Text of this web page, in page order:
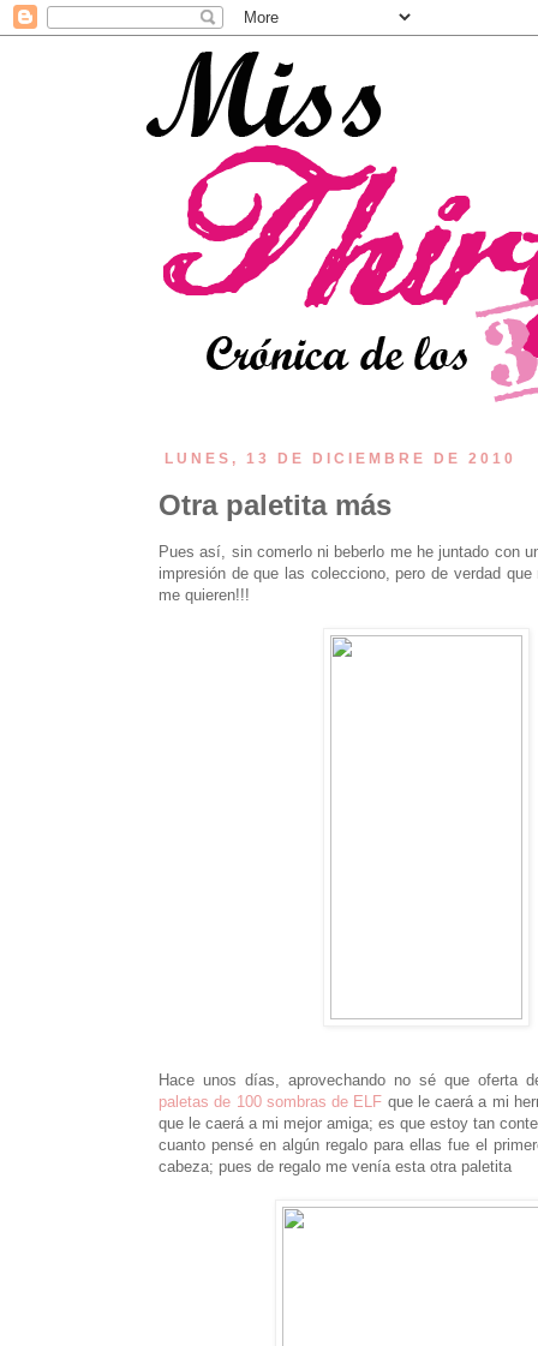
LUNES, 13 DE DICIEMBRE DE 2010
Otra paletita más
Pues así, sin comerlo ni beberlo me he juntado con
impresión de que las colecciono, pero de verdad
me quieren!!!
Hace unos días, aprovechando no sé que oferta
paletas de 100 sombras de ELF que le caerá a mi
que le caerá a mi mejor amiga; es que estoy tan
cuanto pensé en algún regalo para ellas fue el
cabeza; pues de regalo me venía esta otra paletita